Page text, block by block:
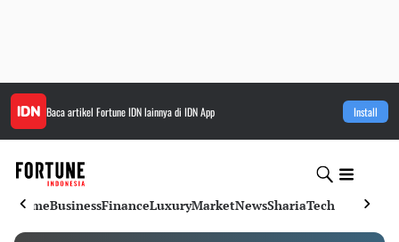
Baca artikel Fortune IDNlainnya di IDN App Install
HomeBusinessFinanceLuxuryMarketNewsShariaTech